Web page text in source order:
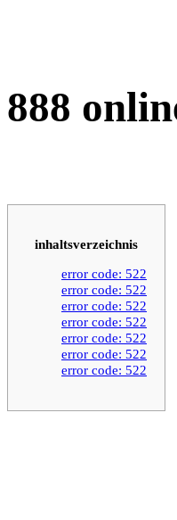
888
inhaltsverzeichnis
error code: 522
error code: 522
error code: 522
error code: 522
error code: 522
error code: 522
error code: 522